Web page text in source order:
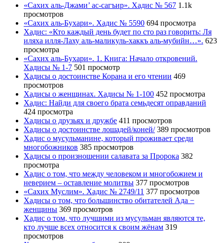
«Сахих аль-Джами’ ас-сагъир». Хадис № 567 1.1k
просмотров
«Сахих аль-Бухари». Хадис № 5590 694 просмотра
Хадис: «Кто каждый день будет по сто раз говорить: Ля
иляха илля-Лаху аль-маликуль-хаккъ аль-мубийн…». 623
просмотра
«Сахих аль-Бухари». 1. Книга: Начало откровений.
Хадисы № 1-7 501 просмотр
Хадисы о достоинстве Корана и его чтении 469
просмотров
Хадисы о женщинах. Хадисы № 1-100 452 просмотра
Хадис: Найди для своего брата семьдесят оправданий
424 просмотра
Хадисы о друзьях и дружбе 411 просмотров
Хадисы о достоинстве лошадей/коней/ 389 просмотров
Хадис о мусульманине, который проживает среди
многобожников 385 просмотров
Хадисы о произношении салавата за Пророка 382
просмотра
Хадис о том, что между человеком и многобожием и
неверием – оставление молитвы 377 просмотров
«Сахих Муслим». Хадис № 2749/11 377 просмотров
Хадисы о том, что большинство обитателей Ада −
женщины 369 просмотров
Хадис о том, что лучшими из мусульман являются те,
кто лучше всех относится к своим жёнам 319
просмотров